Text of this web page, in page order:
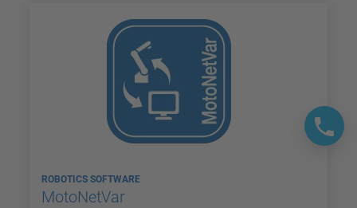
ROBOTICS SOFTWARE
MotoNetVar